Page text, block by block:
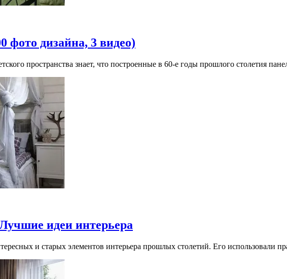
фото дизайна, 3 видео)
пространства знает, что построенные в 60-е годы прошлого столетия
идеи интерьера
и старых элементов интерьера прошлых столетий. Его использовали